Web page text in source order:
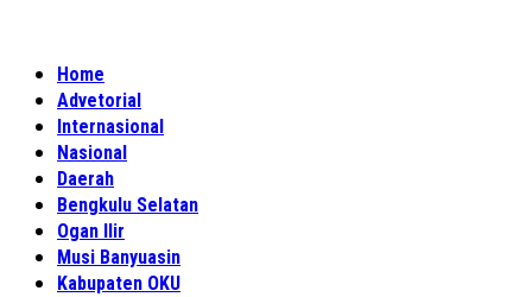
Home
Advetorial
Internasional
Nasional
Daerah
Bengkulu Selatan
Ogan Ilir
Musi Banyuasin
Kabupaten OKU